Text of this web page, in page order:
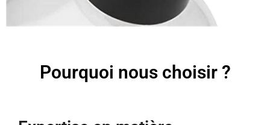
Pourquoi nous choisir ?